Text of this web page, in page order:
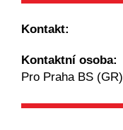
Kontakt:
Kontaktní osoba:
Pro Praha BS (GR)